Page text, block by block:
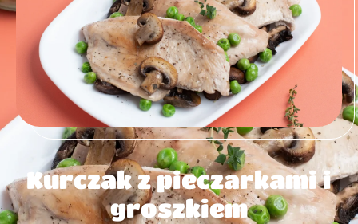
Kurczak z pieczarkami i
groszkiem